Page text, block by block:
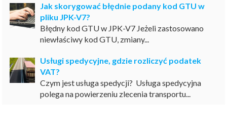
Jak skorygować błędnie podany kod GTU w
pliku JPK-V7?
Błędny kod GTU w JPK-V7 Jeżeli zastosowano
niewłaściwy kod GTU, zmiany...
Usługi spedycyjne, gdzie rozliczyć podatek
VAT?
Czym jest usługa spedycji? Usługa spedycyjna
polega na powierzeniu zlecenia transportu...